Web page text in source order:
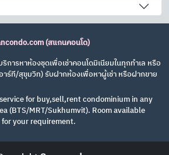
(สแกนคอนโด)
ารหาห้องชุดเพื่อเช่าคอนโดมิเนียมในทุกทำเล หรือ
าร์ที/สุขุมวิท) รับฝากห้องเพื่อหาผู้เช่า หรือฝากขาย
for buy,sell,rent condominium in any
(BTS/MRT/Sukhumvit). Room available
for your requirement.